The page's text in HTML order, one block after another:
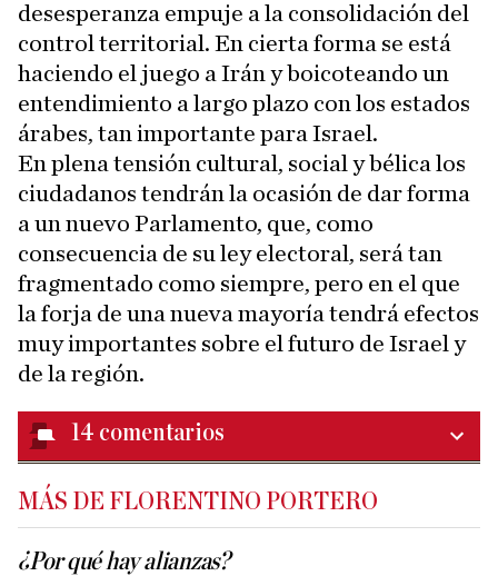
desesperanza empuje a la consolidación del
control territorial. En cierta forma se está
haciendo el juego a Irán y boicoteando un
entendimiento a largo plazo con los estados
árabes, tan importante para Israel.
En plena tensión cultural, social y bélica los
ciudadanos tendrán la ocasión de dar forma
a un nuevo Parlamento, que, como
consecuencia de su ley electoral, será tan
fragmentado como siempre, pero en el que
la forja de una nueva mayoría tendrá efectos
muy importantes sobre el futuro de Israel y
de la región.
14 comentarios
MÁS DE FLORENTINO PORTERO
¿Por qué hay alianzas?